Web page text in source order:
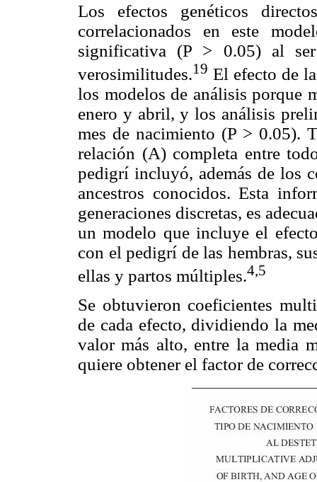
Los efectos genéticos
correlacionados en este
significativa (P > 0.05) al
verosimilitudes.19 El efecto de
los modelos de análisis porque
enero y abril, y los análisis
mes de nacimiento (P > 0.05).
relación (A) completa entre
pedigrí incluyó, además de los
ancestros conocidos. Esta
generaciones discretas, es
un modelo que incluye el
con el pedigrí de las hembras,
ellas y partos múltiples.4,5
Se obtuvieron coeficientes
de cada efecto, dividiendo la
valor más alto, entre la media
quiere obtener el factor de